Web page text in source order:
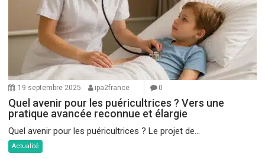
19 septembre 2025 ipa2france 0
Quel avenir pour les puéricultrices ? Vers une
pratique avancée reconnue et élargie
Quel avenir pour les puéricultrices ? Le projet de...
Actualité